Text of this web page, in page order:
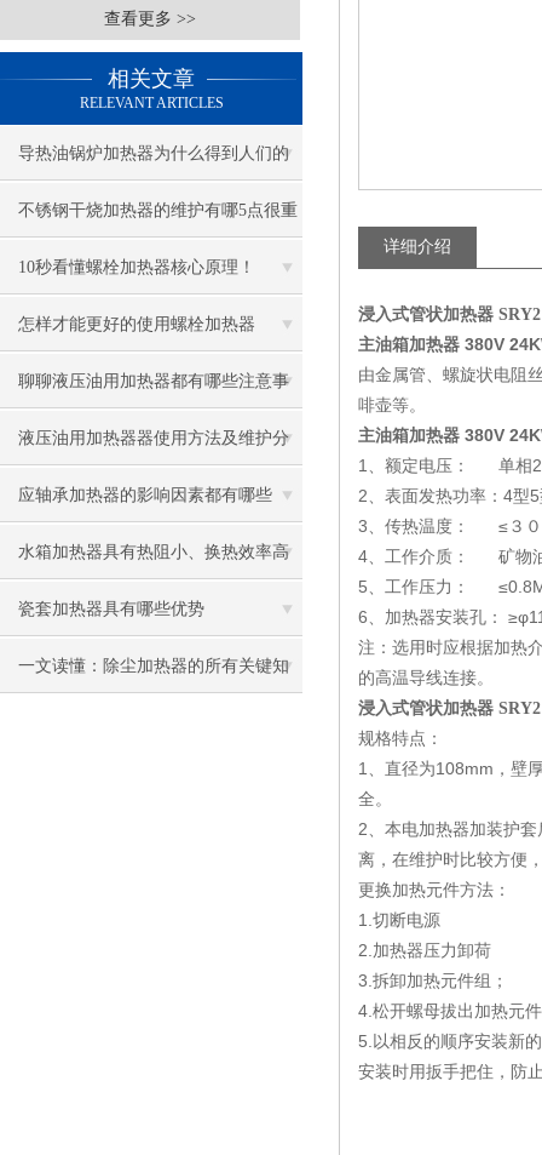
查看更多 >>
相关文章
RELEVANT ARTICLES
导热油锅炉加热器为什么得到人们的
青睐
不锈钢干烧加热器的维护有哪5点很重
要
10秒看懂螺栓加热器核心原理！
怎样才能更好的使用螺栓加热器
聊聊液压油用加热器都有哪些注意事
项
液压油用加热器器使用方法及维护分
享给大家
应轴承加热器的影响因素都有哪些
呢？
水箱加热器具有热阻小、换热效率高
的优点
瓷套加热器具有哪些优势
一文读懂：除尘加热器的所有关键知
详细介绍
浸入式管状加热器
主油箱加热器 380V
由金属管、螺旋状电阻
啡壶等。
主油箱加热器 380V
1、额定电压： 单相
2、表面发热功率：4
3、传热温度： ≤３
4、工作介质： 矿物
5、工作压力：
6、加热器安装孔：
注：选用时应根据加热
的高温导线连接。
浸入式管状加热器
规格特点：
1、直径为108mm，壁
全。
2、本电加热器加装护
离，在维护时比较方便
更换加热元件方法：
1.切断电源
2.加热器压力卸荷
3.拆卸加热元件组；
4.松开螺母拔出加热元
5.以相反的顺序安装新
安装时用扳手把住，防